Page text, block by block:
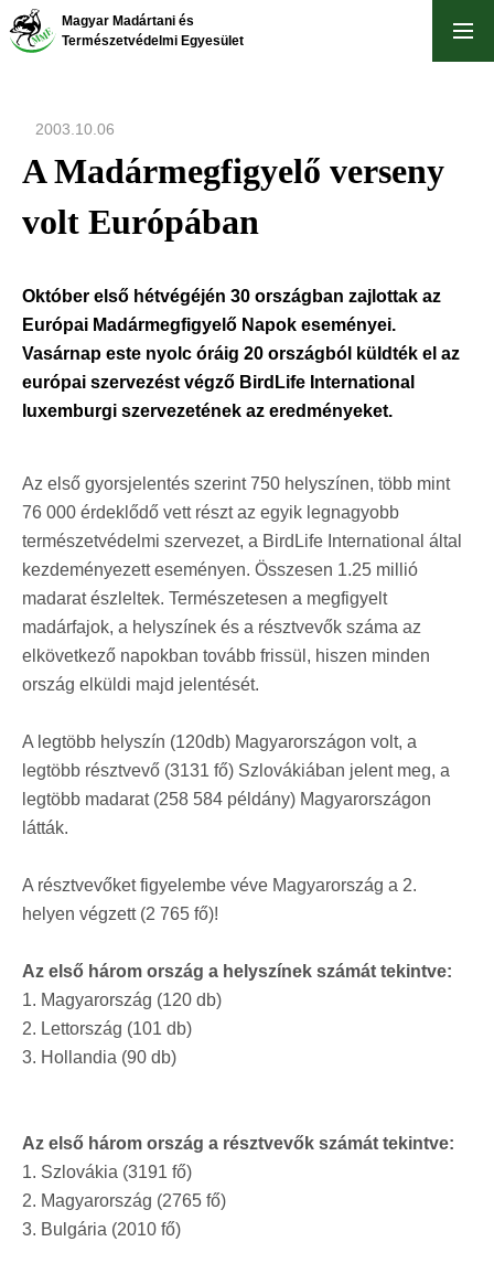
Ugrás
Magyar Madártani és
Természetvédelmi Egyesület
2003.10.06
A Madármegfigyelő verseny
volt Európában
Október első hétvégéjén 30 országban zajlottak az
Európai Madármegfigyelő Napok eseményei.
Vasárnap este nyolc óráig 20 országból küldték el az
európai szervezést végző BirdLife International
luxemburgi szervezetének az eredményeket.
Az első gyorsjelentés szerint 750 helyszínen, több mint
76 000 érdeklődő vett részt az egyik legnagyobb
természetvédelmi szervezet, a BirdLife International által
kezdeményezett eseményen. Összesen 1.25 millió
madarat észleltek. Természetesen a megfigyelt
madárfajok, a helyszínek és a résztvevők száma az
elkövetkező napokban tovább frissül, hiszen minden
ország elküldi majd jelentését.
A legtöbb helyszín (120db) Magyarországon volt, a
legtöbb résztvevő (3131 fő) Szlovákiában jelent meg, a
legtöbb madarat (258 584 példány) Magyarországon
látták.
A résztvevőket figyelembe véve Magyarország a 2.
helyen végzett (2 765 fő)!
Az első három ország a helyszínek számát tekintve:
1. Magyarország (120 db)
2. Lettország (101 db)
3. Hollandia (90 db)
Az első három ország a résztvevők számát tekintve:
1. Szlovákia (3191 fő)
2. Magyarország (2765 fő)
3. Bulgária (2010 fő)